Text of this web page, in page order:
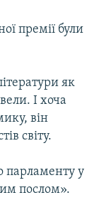
премії були
як
І хоча
він
світу.
парламенту у
послом».